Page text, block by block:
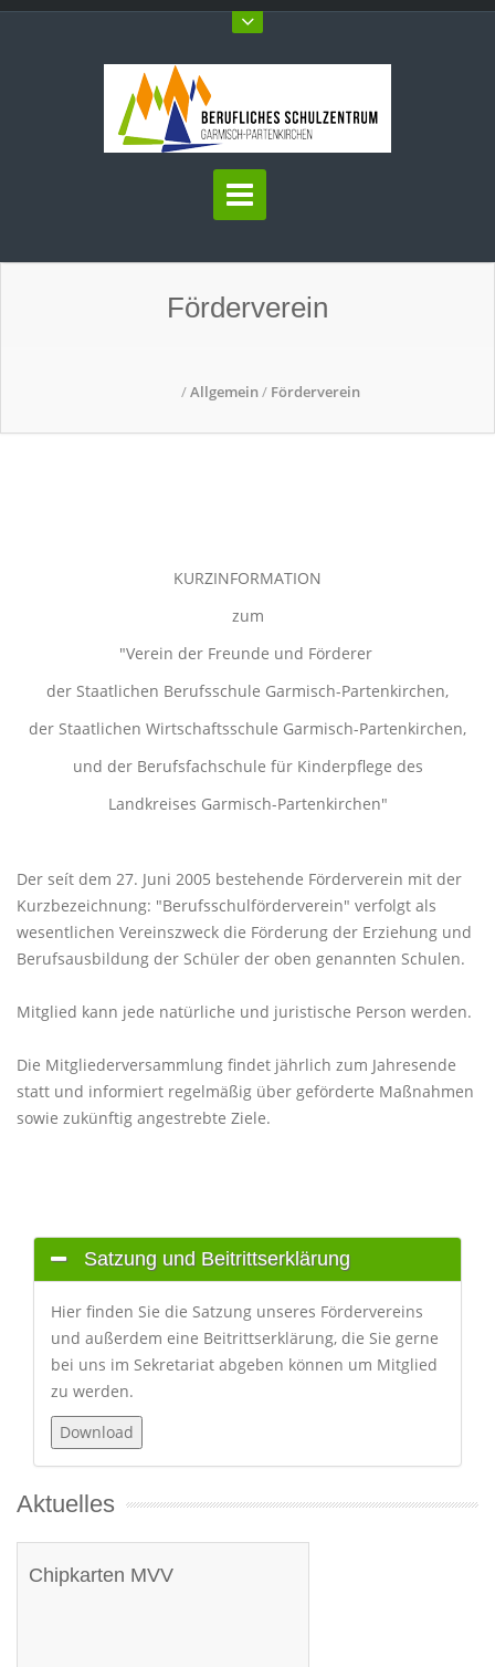
Förderverein
/Allgemein/ Förderverein
KURZINFORMATION
zum
"Verein der Freunde und Förderer
der Staatlichen Berufsschule Garmisch-Partenkirchen,
der Staatlichen Wirtschaftsschule Garmisch-Partenkirchen,
und der Berufsfachschule für Kinderpflege des
Landkreises Garmisch-Partenkirchen"
Der seít dem 27. Juni 2005 bestehende Förderverein mit der
Kurzbezeichnung: "Berufsschulförderverein" verfolgt als
wesentlichen Vereinszweck die Förderung der Erziehung und
Berufsausbildung der Schüler der oben genannten Schulen.
Mitglied kann jede natürliche und juristische Person werden.
Die Mitgliederversammlung findet jährlich zum Jahresende
statt und informiert regelmäßig über geförderte Maßnahmen
sowie zukünftig angestrebte Ziele.
Satzung und Beitrittserklärung
Hier finden Sie die Satzung unseres Fördervereins
und außerdem eine Beitrittserklärung, die Sie gerne
bei uns im Sekretariat abgeben können um Mitglied
zu werden.
Aktuelles
Chipkarten MVV